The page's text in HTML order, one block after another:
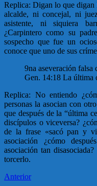
Replica: Digan lo que digan
alcalde, ni concejal, ni
asistente, ni siquiera
¿Carpintero como su
sospecho que fue un
conoce que uno de sus
9na aseveración falsa
Gen. 14:18 La última
Replica: No entiendo
personas la asocian con
que después de la “última
discípulos o viceversa?
de la frase «sacó pan y
asociación ¿cómo
asociación tan
torcerlo.
Anterior